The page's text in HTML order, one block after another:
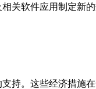
关软件应用制定新的
持。这些经济措施